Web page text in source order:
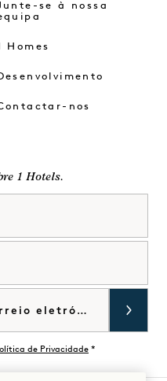
se à nossa
Homes
nos
1 Hotels.
de Privacidade *